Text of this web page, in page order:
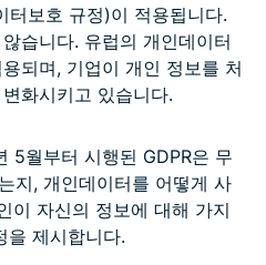
나요?
은 무엇인가요?
터보호 규정)이 적용됩니다.
습니다. 유럽의 개인데이터
되며, 기업이 개인 정보를 처
화시키고 있습니다.
5월부터 시행된 GDPR은 무
지, 개인데이터를 어떻게 사
이 자신의 정보에 대해 가지
을 제시합니다.